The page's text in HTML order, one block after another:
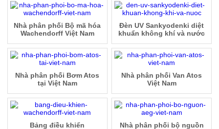
Nhà phân phối Bộ mã hóa
Wachendorff Việt Nam
Đèn UV Sankyodenki diệt
khuẩn không khí và nước
Nhà phân phối Bơm Atos
tại Việt Nam
Nhà phân phối Van Atos
Việt Nam
Bảng điều khiển
Nhà phân phối bộ nguồn